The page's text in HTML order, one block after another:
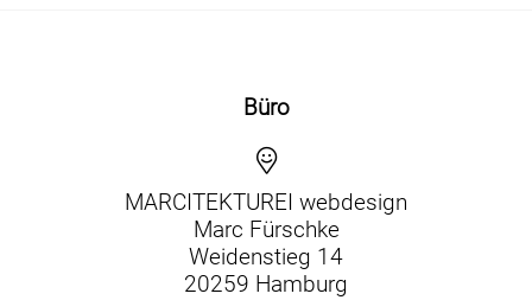
Büro
MARCITEKTUREI webdesign
Marc Fürschke
Weidenstieg 14
20259 Hamburg